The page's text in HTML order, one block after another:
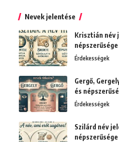
Nevek jelentése
Krisztián név
népszerűsége
Érdekességek
Gergő,
és
Érdekességek
Szilárd név
népszerűsége